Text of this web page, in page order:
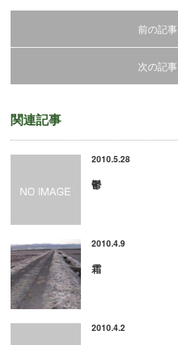
前の記事
次の記事
関連記事
2010.5.28
鬱
2010.4.9
霜
2010.4.2